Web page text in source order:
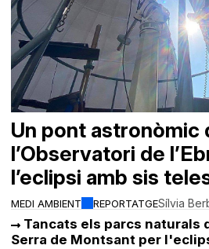
MEDI AMBIENT REPORTATGE
Un pont astronòmic
l’Observatori de
l’eclipsi amb sis
Sílvia
Tancats els parcs naturals
Serra de Montsant per